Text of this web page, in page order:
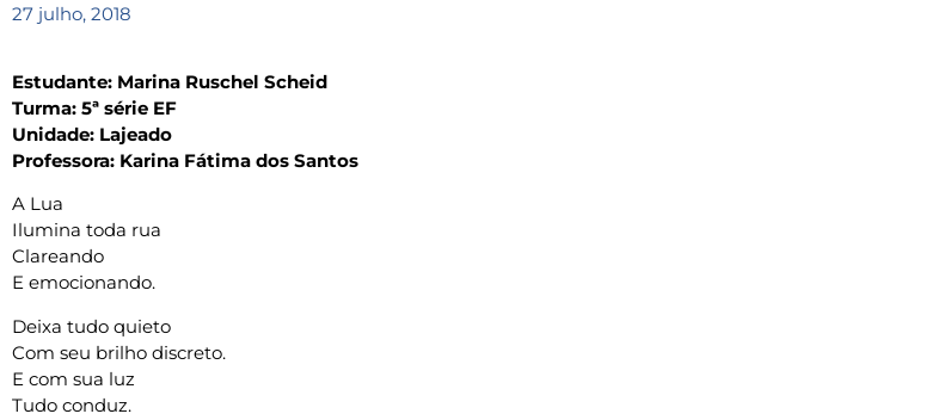
27 julho, 2018
Estudante: Marina Ruschel Scheid
Turma: 5ª série EF
Unidade: Lajeado
Professora: Karina Fátima dos Santos
A Lua
Ilumina toda rua
Clareando
E emocionando.
Deixa tudo quieto
Com seu brilho discreto.
E com sua luz
Tudo conduz.